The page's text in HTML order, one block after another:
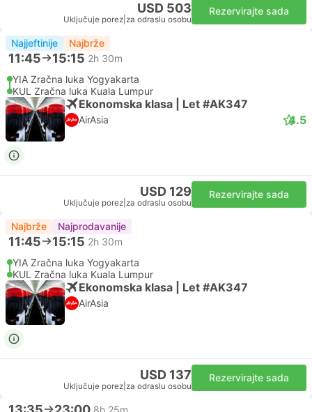
USD 503
Uključuje porez za odraslu osobu
Rezervirajte sada
Najjeftinije Najbrže
11:45 15:15 2h 30m
YIA Zračna luka Yogyakarta
KUL Zračna luka Kuala Lumpur
Ekonomska klasa | Let #AK347
AirAsia 4.5
USD 129
Uključuje porez za odraslu osobu
Rezervirajte sada
Najbrže Najprodavanije
11:45 15:15 2h 30m
YIA Zračna luka Yogyakarta
KUL Zračna luka Kuala Lumpur
Ekonomska klasa | Let #AK347
AirAsia
USD 137
Uključuje porez za odraslu osobu
Rezervirajte sada
8h 25m